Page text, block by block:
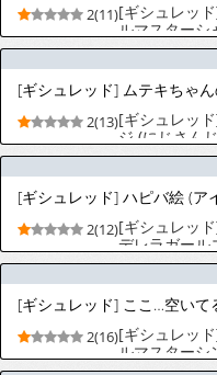
2(11)[ギシュレッ
ルマスター
[ギシュレッド] ムテキちゃ
2(13)[ギシュレッ
ジ (にじさん
[ギシュレッド] ハピバ絵 (ア
2(12)[ギシュレッ
デレラガール
2(16)[ギシュレッ
ルマスター